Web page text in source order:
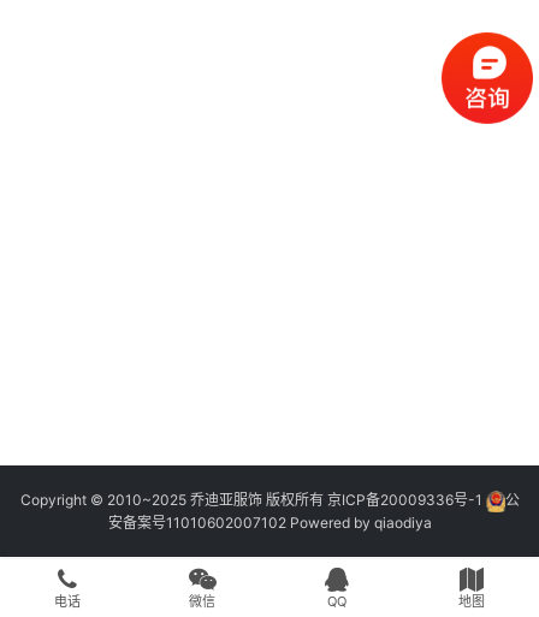
Copyright © 2010~2025 乔迪亚服饰 版权所有 京ICP备20009336号-1
公
安备案号11010602007102Powered by qiaodiya
电话 微信 QQ 地图